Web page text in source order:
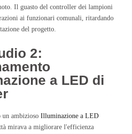
Il guasto del controller dei lampioni
ai funzionari comunali, ritardando
del progetto.
2:
a LED di
un ambizioso Illuminazione a LED
mirava a migliorare l'efficienza